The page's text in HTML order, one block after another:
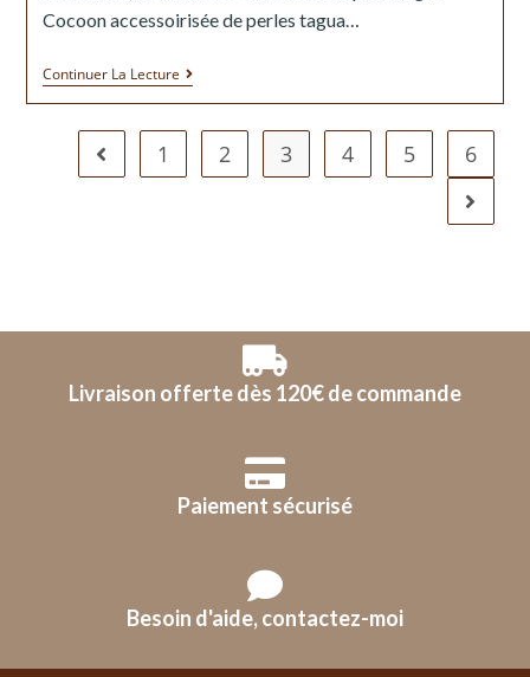
Cocoon accessoirisée de perles tagua…
Continuer La Lecture
1 2 3 4 5 6
Livraison offerte dès 120€ de commande
Paiement sécurisé
Besoin d'aide, contactez-moi